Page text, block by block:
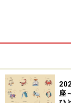
【編集部おすすめ
座